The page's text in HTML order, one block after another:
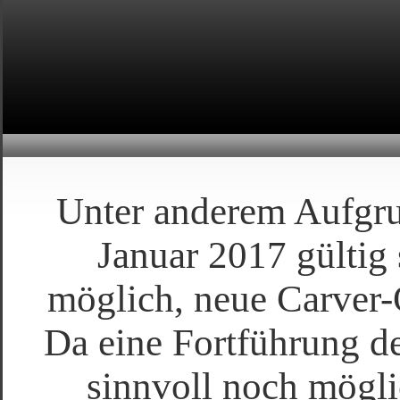
Unter anderem
Januar 2017
möglich, neue
Da eine Fortführung
sinnvoll noch